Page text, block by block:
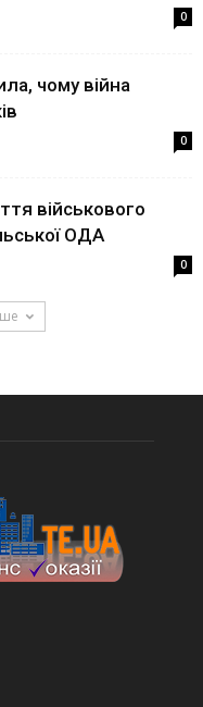
0
чому війна
0
військового
ОДА
0